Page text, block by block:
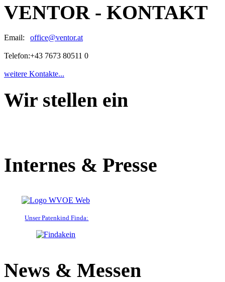
VENTOR - KONTAKT
Email: office@ventor.at
Telefon:+43 7673 80511 0
weitere Kontakte...
Wir stellen ein
Internes & Presse
Unser Patenkind Finda:
News & Messen